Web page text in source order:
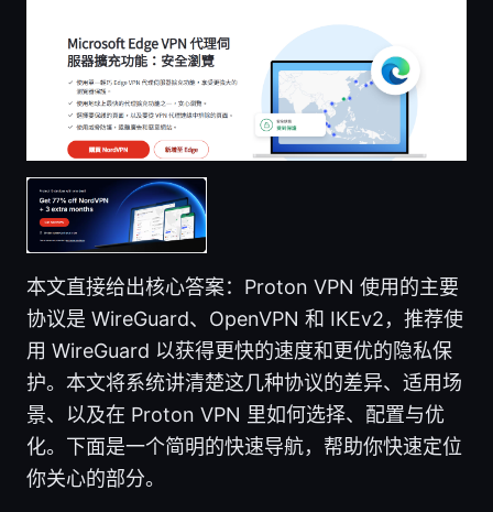
本文直接给出核心答案：Proton VPN 使用的主要
协议是 WireGuard、OpenVPN 和 IKEv2，推荐使
用 WireGuard 以获得更快的速度和更优的隐私保
护。本文将系统讲清楚这几种协议的差异、适用场
景、以及在 Proton VPN 里如何选择、配置与优
化。下面是一个简明的快速导航，帮助你快速定位
你关心的部分。